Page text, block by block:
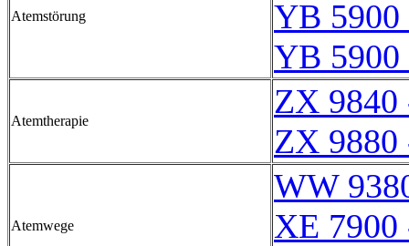
Atemstörung
YB
YB
Atemtherapie
ZX 9840
ZX 9880
Atemwege
WW
XE